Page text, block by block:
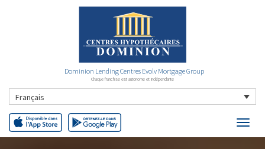
Dominion Lending Centres Evolv Mortgage Group
Chaque franchise est autonome et indépendante
Français